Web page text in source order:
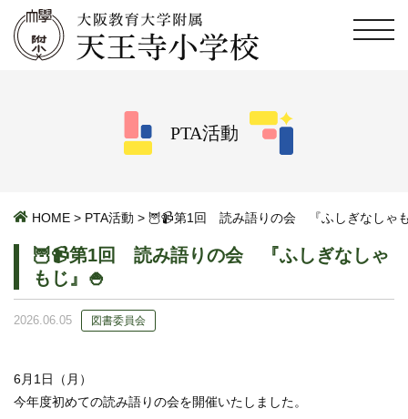
PTA活動
HOME > PTA活動 > 🦉📹第1回 読み語りの会 『ふしぎなしゃ
🦉📹第1回 読み語りの会 『ふしぎなしゃ
もじ』🍚
2026.06.05 図書委員会
6月1日（月）
今年度初めての読み語りの会を開催いたしました。